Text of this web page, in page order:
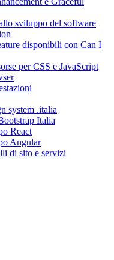
sviluppo del software
disponibili con Can I
per CSS e JavaScript
system .italia
Italia
React
Angular
di sito e servizi